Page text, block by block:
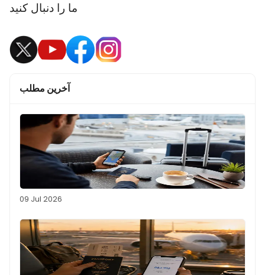
ما را دنبال کنید
آخرین مطلب
09 Jul 2026